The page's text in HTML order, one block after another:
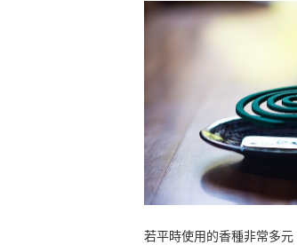
若平時使用的香種非常多